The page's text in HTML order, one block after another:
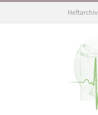
Heftarchiv